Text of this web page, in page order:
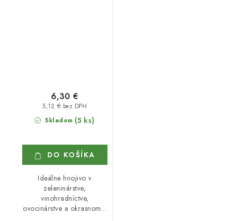
Skladom (5 ks)
5,12 € bez DPH
6,30 €
DO KOŠÍKA
Ideálne hnojivo v
zeleninárstve,
vinohradníctve,
ovocinárstve a okrasnom...